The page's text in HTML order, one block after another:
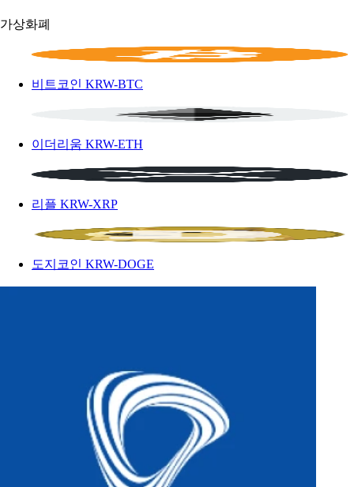
가상화폐
비트코인 KRW-BTC
이더리움 KRW-ETH
리플 KRW-XRP
도지코인 KRW-DOGE